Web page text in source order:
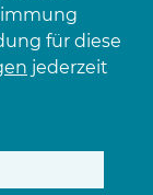
für diese
jederzeit